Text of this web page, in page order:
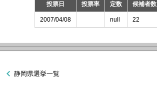
投票日 投票率 定数 候補者数
2007/04/08 null 22
静岡県選挙一覧